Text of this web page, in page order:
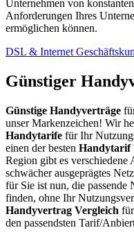
Unternehmen von
Anforderungen Ihres
ermöglichen können.
DSL & Internet
Günstiger
Günstige Handyverträge
unser Markenzeichen! Wir
Handytarife für Ihr
einen der besten Handytarif
Region gibt es verschiedene
schwächer ausgeprägtes
für Sie ist nun, die passende
finden, ohne Ihr
Handyvertrag Vergleich
den passendsten Tarif/